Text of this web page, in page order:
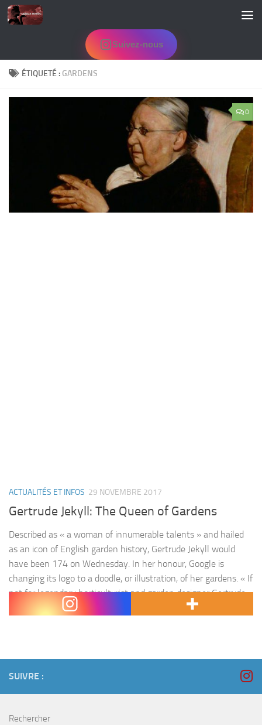
Skip to content
Suivez-nous
ÉTIQUETÉ : GARDENS
0
ACTUALITÉS ET INFOS 29 NOVEMBRE 2017
Gertrude Jekyll: The Queen of Gardens
Described as « a woman of innumerable talents » and hailed
as an icon of English garden history, Gertrude Jekyll would
have been 174 on Wednesday. In her honour, Google is
changing its logo to a doodle, or illustration, of her gardens. « If
not for legendary horticulturist and garden designer Gertrude
Jekyll, the world might be a…
SUIVRE :
Rechercher